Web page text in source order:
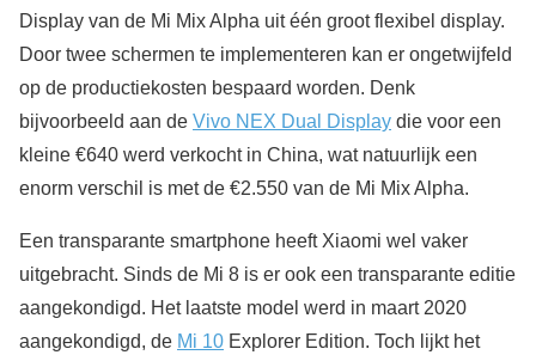
Display van de Mi Mix Alpha uit één groot flexibel display.
Door twee schermen te implementeren kan er ongetwijfeld
op de productiekosten bespaard worden. Denk
bijvoorbeeld aan de Vivo NEX Dual Display die voor een
kleine €640 werd verkocht in China, wat natuurlijk een
enorm verschil is met de €2.550 van de Mi Mix Alpha.
Een transparante smartphone heeft Xiaomi wel vaker
uitgebracht. Sinds de Mi 8 is er ook een transparante editie
aangekondigd. Het laatste model werd in maart 2020
aangekondigd, de Mi 10 Explorer Edition. Toch lijkt het